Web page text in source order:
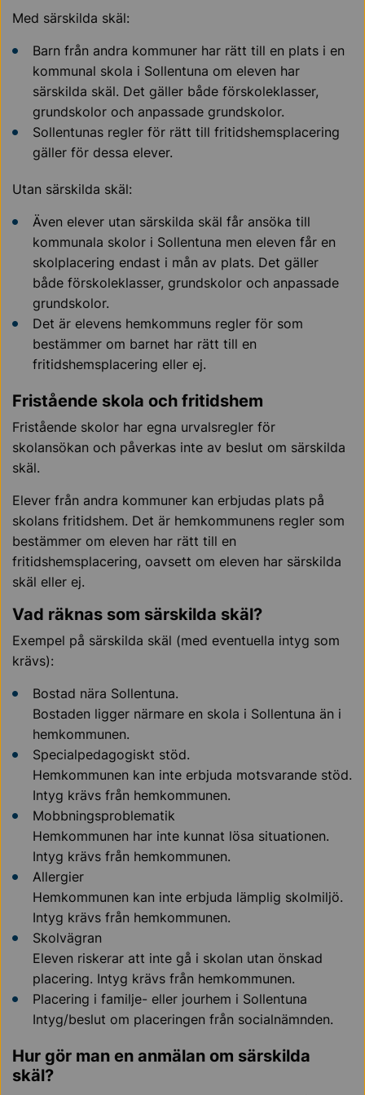
Med särskilda skäl:
Barn från andra kommuner har rätt till en plats i en
kommunal skola i Sollentuna om eleven har
särskilda skäl. Det gäller både förskoleklasser,
grundskolor och anpassade grundskolor.
Sollentunas regler för rätt till fritidshemsplacering
gäller för dessa elever.
Utan särskilda skäl:
Även elever utan särskilda skäl får ansöka till
kommunala skolor i Sollentuna men eleven får en
skolplacering endast i mån av plats. Det gäller
både förskoleklasser, grundskolor och anpassade
grundskolor.
Det är elevens hemkommuns regler för som
bestämmer om barnet har rätt till en
fritidshemsplacering eller ej.
Fristående skola och fritidshem
Fristående skolor har egna urvalsregler för
skolansökan och påverkas inte av beslut om särskilda
skäl.
Elever från andra kommuner kan erbjudas plats på
skolans fritidshem. Det är hemkommunens regler som
bestämmer om eleven har rätt till en
fritidshemsplacering, oavsett om eleven har särskilda
skäl eller ej.
Vad räknas som särskilda skäl?
Exempel på särskilda skäl (med eventuella intyg som
krävs):
Bostad nära Sollentuna.
Bostaden ligger närmare en skola i Sollentuna än i
hemkommunen.
Specialpedagogiskt stöd.
Hemkommunen kan inte erbjuda motsvarande stöd.
Intyg krävs från hemkommunen.
Mobbningsproblematik
Hemkommunen har inte kunnat lösa situationen.
Intyg krävs från hemkommunen.
Allergier
Hemkommunen kan inte erbjuda lämplig skolmiljö.
Intyg krävs från hemkommunen.
Skolvägran
Eleven riskerar att inte gå i skolan utan önskad
placering. Intyg krävs från hemkommunen.
Placering i familje- eller jourhem i Sollentuna
Intyg/beslut om placeringen från socialnämnden.
Hur gör man en anmälan om särskilda
skäl?